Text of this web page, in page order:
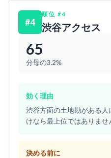
#4
順位 #4
渋谷アクセス
65
分母の3.2%
効く理由
渋谷方面の土地勘がある
けなら最上位ではありませ
決める前に